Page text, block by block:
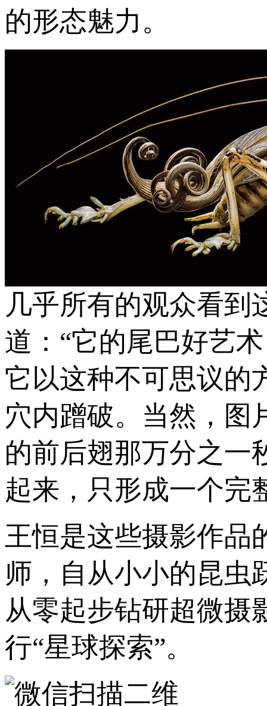
的形态魅力。
几乎所有的观众看到
道：“它的尾巴好艺
它以这种不可思议的
穴内蹭破。当然，图
的前后翅那万分之一
起来，只形成一个完
王恒是这些摄影作品
师，自从小小的昆虫
从零起步钻研超微摄
行“星球探索”。